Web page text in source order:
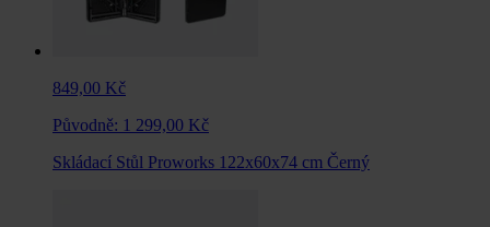
849,00 Kč
Původně: 1 299,00 Kč
Skládací Stůl Proworks 122x60x74 cm Černý